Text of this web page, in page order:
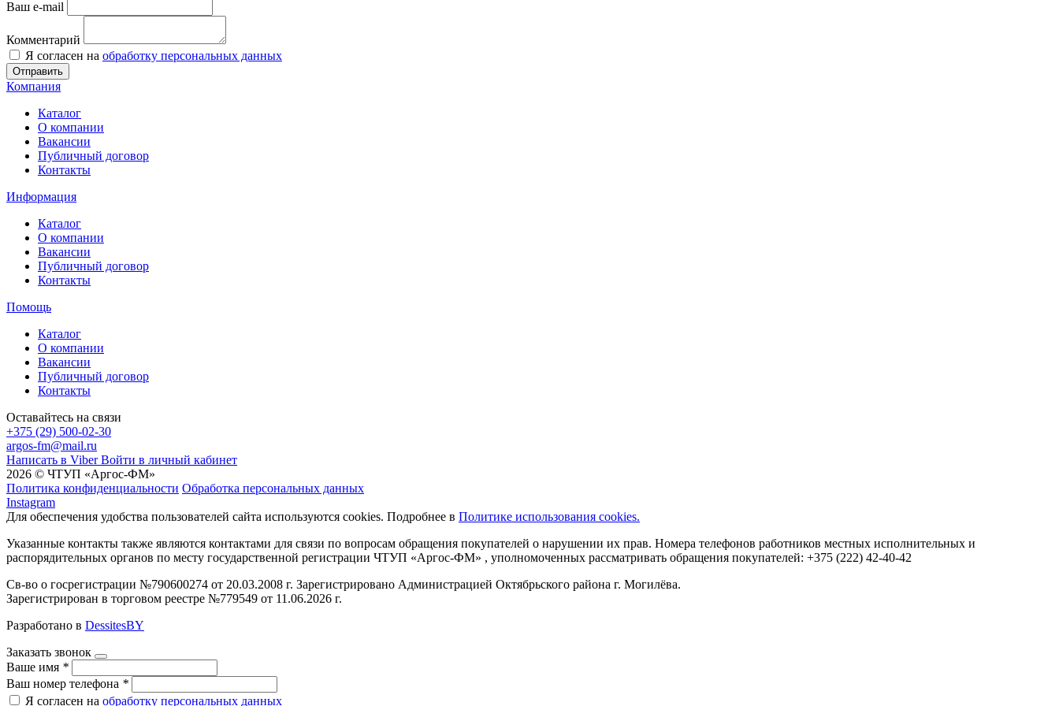
Ваш e-mail
Комментарий
Я согласен на обработку персональных данных
Отправить
Компания
Каталог
О компании
Вакансии
Публичный договор
Контакты
Информация
Каталог
О компании
Вакансии
Публичный договор
Контакты
Помощь
Каталог
О компании
Вакансии
Публичный договор
Контакты
Оставайтесь на связи
+375 (29) 500-02-30
argos-fm@mail.ru
Написать в Viber Войти в личный кабинет
2026 © ЧТУП «Аргос-ФМ»
Политика конфиденциальности Обработка персональных данных
Instagram
Для обеспечения удобства пользователей сайта используются cookies. Подробнее в Политике использования cookies.
Указанные контакты также являются контактами для связи по вопросам обращения покупателей о нарушении их прав. Номера телефонов работников местных исполнительных и
распорядительных органов по месту государственной регистрации ЧТУП «Аргос-ФМ» , уполномоченных рассматривать обращения покупателей: +375 (222) 42-40-42
Св-во о госрегистрации №790600274 от 20.03.2008 г. Зарегистрировано Администрацией Октябрьского района г. Могилёва.
Зарегистрирован в торговом реестре №779549 от 11.06.2026 г.
Разработано в DessitesBY
Заказать звонок
Ваше имя *
Ваш номер телефона *
Я согласен на обработку персональных данных